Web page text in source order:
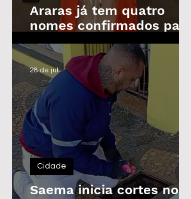
Araras já tem quatro
nomes confirmados para
as Eleições de 2026
Saema inicia cortes no
Cidade
28 de jul.